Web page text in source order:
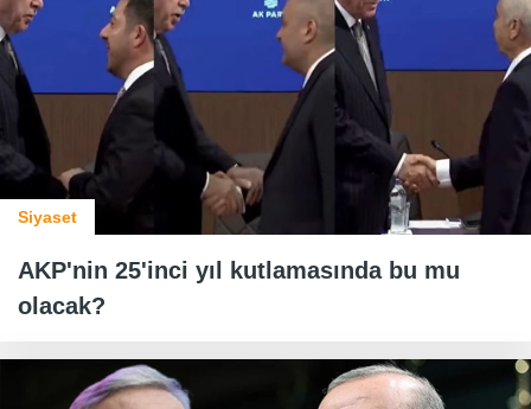
Siyaset
AKP'nin 25'inci yıl kutlamasında bu mu
olacak?